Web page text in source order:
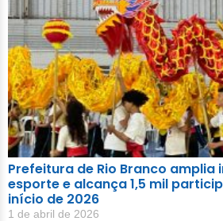
Prefeitura de Rio Branco amplia
esporte e alcança 1,5 mil
início de 2026
1 de abril de 2026